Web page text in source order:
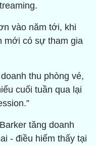
vào năm tới, khi
mới có sự tham gia
thu phòng vé,
cuối tuần qua lại
tăng doanh
- điều hiếm thấy tại